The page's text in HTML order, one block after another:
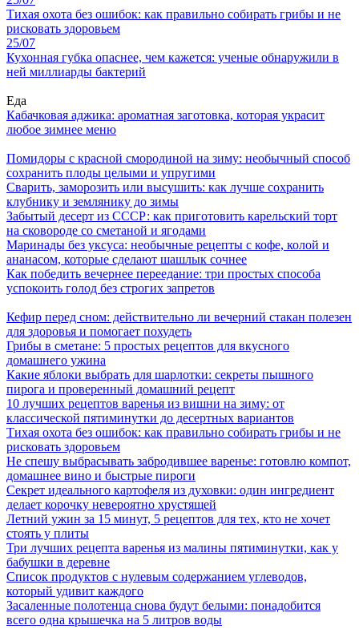
Тихая охота без ошибок: как правильно собирать грибы и не
рисковать здоровьем
25/07
Кухонная губка опаснее, чем кажется: ученые обнаружили в
ней миллиарды бактерий
Еда
Кабачковая аджика: ароматная заготовка, которая украсит
любое зимнее меню
Помидоры с красной смородиной на зиму: необычный способ
сохранить плоды целыми и упругими
Сварить, заморозить или высушить: как лучше сохранить
клубнику и землянику до зимы
Забытый десерт из СССР: как приготовить карельский торт
на сковороде со сметаной и ягодами
Маринады без уксуса: необычные рецепты с кофе, колой и
ананасом, которые сделают шашлык сочнее
Как победить вечернее переедание: три простых способа
успокоить голод без строгих запретов
Кефир перед сном: действительно ли вечерний стакан полезен
для здоровья и помогает похудеть
Грибы в сметане: 5 простых рецептов для вкусного
домашнего ужина
Какие яблоки выбрать для шарлотки: секреты пышного
пирога и проверенный домашний рецепт
10 лучших рецептов варенья из вишни на зиму: от
классической пятиминутки до десертных вариантов
Тихая охота без ошибок: как правильно собирать грибы и не
рисковать здоровьем
Не спешу выбрасывать забродившее варенье: готовлю компот,
домашнее вино и быстрые пироги
Секрет идеального картофеля из духовки: один ингредиент
делает корочку невероятно хрустящей
Летний ужин за 15 минут, 5 рецептов для тех, кто не хочет
стоять у плиты
Три лучших рецепта варенья из малины пятиминутки, как у
бабушки в деревне
Список продуктов с нулевым содержанием углеводов,
который удивит каждого
Засаленные полотенца снова будут белыми: понадобится
всего одна крышечка на 5 литров воды